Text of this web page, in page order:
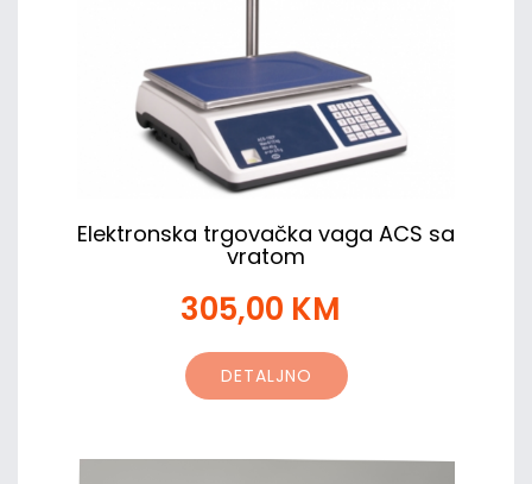
Elektronska trgovačka vaga ACS sa
vratom
305,00 KM
DETALJNO